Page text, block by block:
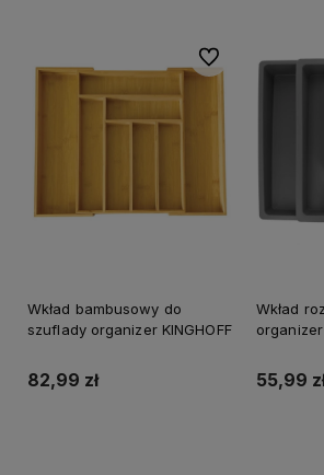
Wkład bambusowy do
szuflady organizer KINGHOFF
82,99 zł
Do ulubionych
Wkład
55,99